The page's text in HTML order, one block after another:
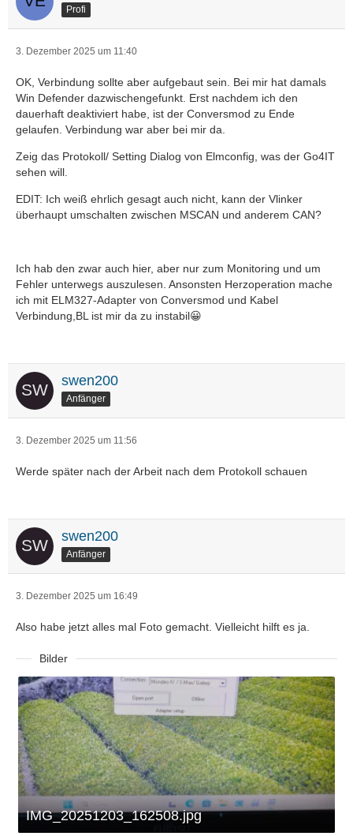
Profi
3. Dezember 2025 um 11:40
OK, Verbindung sollte aber aufgebaut sein. Bei mir hat damals
Win Defender dazwischengefunkt. Erst nachdem ich den
dauerhaft deaktiviert habe, ist der Conversmod zu Ende
gelaufen. Verbindung war aber bei mir da.
Zeig das Protokoll/ Setting Dialog von Elmconfig, was der Go4IT
sehen will.
EDIT: Ich weiß ehrlich gesagt auch nicht, kann der Vlinker
überhaupt umschalten zwischen MSCAN und anderem CAN?
Ich hab den zwar auch hier, aber nur zum Monitoring und um
Fehler unterwegs auszulesen. Ansonsten Herzoperation mache
ich mit ELM327-Adapter von Conversmod und Kabel
Verbindung,BL ist mir da zu instabil😀
swen200
Anfänger
3. Dezember 2025 um 11:56
Werde später nach der Arbeit nach dem Protokoll schauen
swen200
Anfänger
3. Dezember 2025 um 16:49
Also habe jetzt alles mal Foto gemacht. Vielleicht hilft es ja.
Bilder
IMG_20251203_162508.jpg